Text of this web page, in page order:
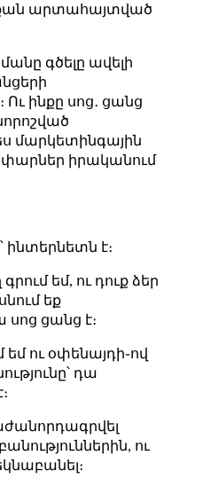
արտահայտված
գծելը ավելի
ինքը սոց․ ցանց
մարկետինգային
իրականում
է։
եմ, ու դուք ձեր
եք
սոց ցանց է։
ու օփենայդի֊ով
դա
ու